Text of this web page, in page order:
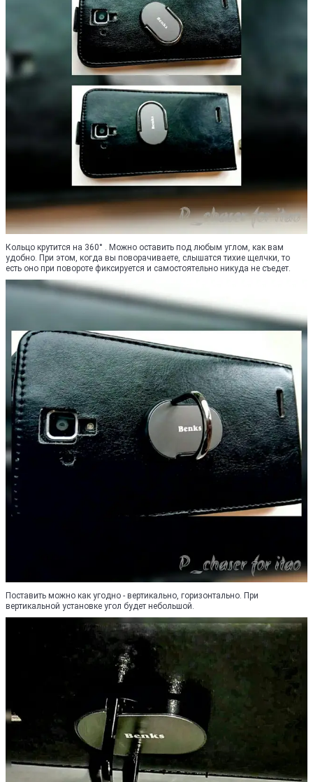
Кольцо крутится на 360° . Можно оставить под любым углом, как вам
удобно. При этом, когда вы поворачиваете, слышатся тихие щелчки, то
есть оно при повороте фиксируется и самостоятельно никуда не съедет.
Поставить можно как угодно - вертикально, горизонтально. При
вертикальной установке угол будет небольшой.